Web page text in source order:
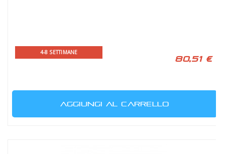
4-8 SETTIMANE
80,51 €
AGGIUNGI AL CARRELLO